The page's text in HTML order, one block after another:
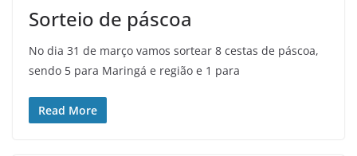
Sorteio de páscoa
No dia 31 de março vamos sortear 8 cestas de páscoa,
sendo 5 para Maringá e região e 1 para
Read More